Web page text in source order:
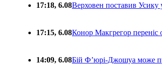
17:18, 6.08Верховен поставив
17:15, 6.08Конор Макгрегор переніс
14:09, 6.08Бій Ф’юрі-Джошуа може